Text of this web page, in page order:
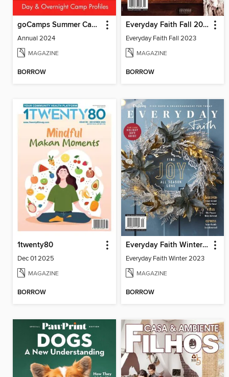
goCamps Summer Camp Directory
Annual 2024
MAGAZINE
BORROW
Everyday Faith Fall 2023
Everyday Faith Fall 2023
MAGAZINE
BORROW
1twenty80
Dec 01 2025
MAGAZINE
BORROW
Everyday Faith Winter 2023
Everyday Faith Winter 2023
MAGAZINE
BORROW